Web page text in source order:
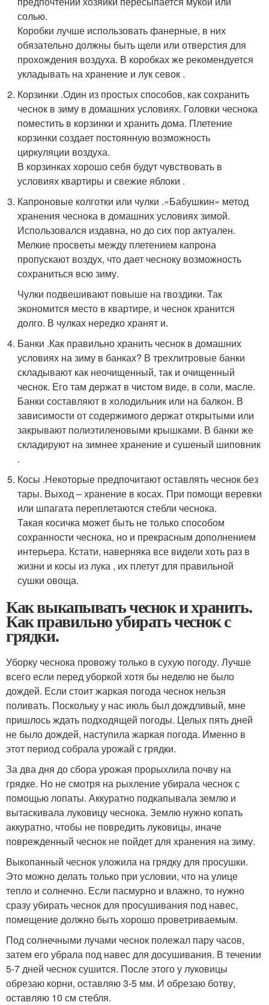
солью.
Коробки лучше использовать фанерные, в них
обязательно должны быть щели или отверстия для
прохождения воздуха. В коробках же рекомендуется
укладывать на хранение и лук севок .
Корзинки .Один из простых способов, как сохранить
чеснок в зиму в домашних условиях. Головки чеснока
поместить в корзинки и хранить дома. Плетение
корзинки создает постоянную возможность
циркуляции воздуха.
В корзинках хорошо себя будут чувствовать в
условиях квартиры и свежие яблоки .
Капроновые колготки или чулки .«Бабушкин» метод
хранения чеснока в домашних условиях зимой.
Использовался издавна, но до сих пор актуален.
Мелкие просветы между плетением капрона
пропускают воздух, что дает чесноку возможность
сохраниться всю зиму.
Чулки подвешивают повыше на гвоздики. Так
экономится место в квартире, и чеснок хранится
долго. В чулках нередко хранят и.
Банки .Как правильно хранить чеснок в домашних
условиях на зиму в банках? В трехлитровые банки
складывают как неочищенный, так и очищенный
чеснок. Его там держат в чистом виде, в соли, масле.
Банки составляют в холодильник или на балкон. В
зависимости от содержимого держат открытыми или
закрывают полиэтиленовыми крышками. В банки же
складируют на зимнее хранение и сушеный шиповник
.
Косы .Некоторые предпочитают оставлять чеснок без
тары. Выход – хранение в косах. При помощи веревки
или шпагата переплетаются стебли чеснока.
Такая косичка может быть не только способом
сохранности чеснока, но и прекрасным дополнением
интерьера. Кстати, наверняка все видели хоть раз в
жизни и косы из лука , их плетут для правильной
сушки овоща.
Как выкапывать чеснок и хранить.
Как правильно убирать чеснок с
грядки.
Уборку чеснока провожу только в сухую погоду. Лучше
всего если перед уборкой хотя бы неделю не было
дождей. Если стоит жаркая погода чеснок нельзя
поливать. Поскольку у нас июль был дождливый, мне
пришлось ждать подходящей погоды. Целых пять дней
не было дождей, наступила жаркая погода. Именно в
этот период собрала урожай с грядки.
За два дня до сбора урожая прорыхлила почву на
грядке. Но не смотря на рыхление убирала чеснок с
помощью лопаты. Аккуратно подкапывала землю и
вытаскивала луковицу чеснока. Землю нужно копать
аккуратно, чтобы не повредить луковицы, иначе
поврежденный чеснок не пойдет для хранения на зиму.
Выкопанный чеснок уложила на грядку для просушки.
Это можно делать только при условии, что на улице
тепло и солнечно. Если пасмурно и влажно, то нужно
сразу убирать чеснок для просушивания под навес,
помещение должно быть хорошо проветриваемым.
Под солнечными лучами чеснок полежал пару часов,
затем его убрала под навес для досушивания. В течении
5-7 дней чеснок сушится. После этого у луковицы
обрезаю корни, оставляю 3-5 мм. И обрезаю ботву,
оставляю 10 см стебля.